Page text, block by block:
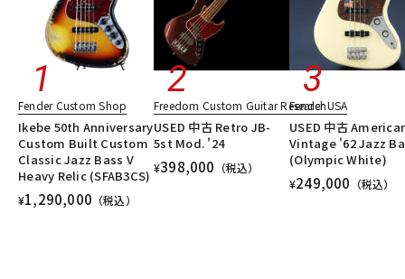
Fender Custom Shop
Ikebe 50th Anniversary
Custom Built Custom
Classic Jazz Bass V
Heavy Relic (SFAB3CS)
¥1,290,000 （税込）
Freedom Custom Guitar Research
USED 中古 Retro JB-
5st Mod. '24
¥398,000 （税込）
Fender USA
USED 中古
Vintage '62 Jazz
(Olympic White)
¥249,000 （税込）